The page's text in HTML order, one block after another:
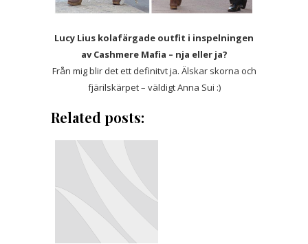
Lucy Lius kolafärgade outfit i inspelningen
av Cashmere Mafia – nja eller ja?
Från mig blir det ett definitvt ja. Älskar skorna och
fjärilskärpet – väldigt Anna Sui :)
Related posts: